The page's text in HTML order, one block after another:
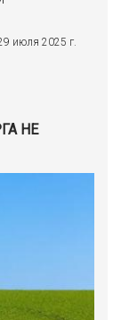
июля 2025 г.
НЕ